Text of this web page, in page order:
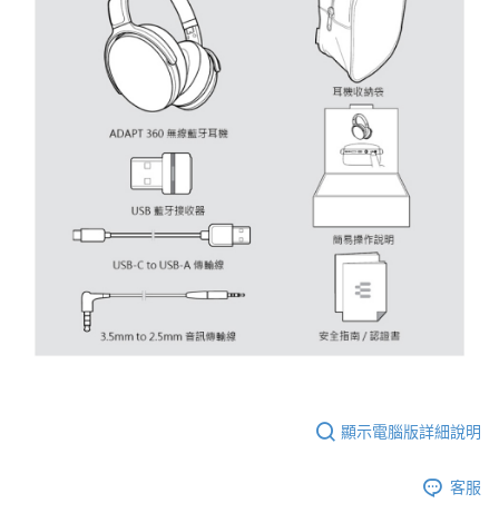
顯示電腦版詳細說明
客服